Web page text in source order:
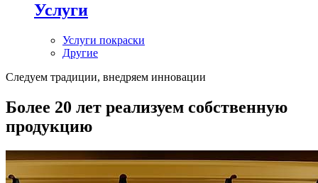
Услуги
Услуги покраски
Другие
Следуем традиции, внедряем инновации
Более 20 лет реализуем собственную
продукцию